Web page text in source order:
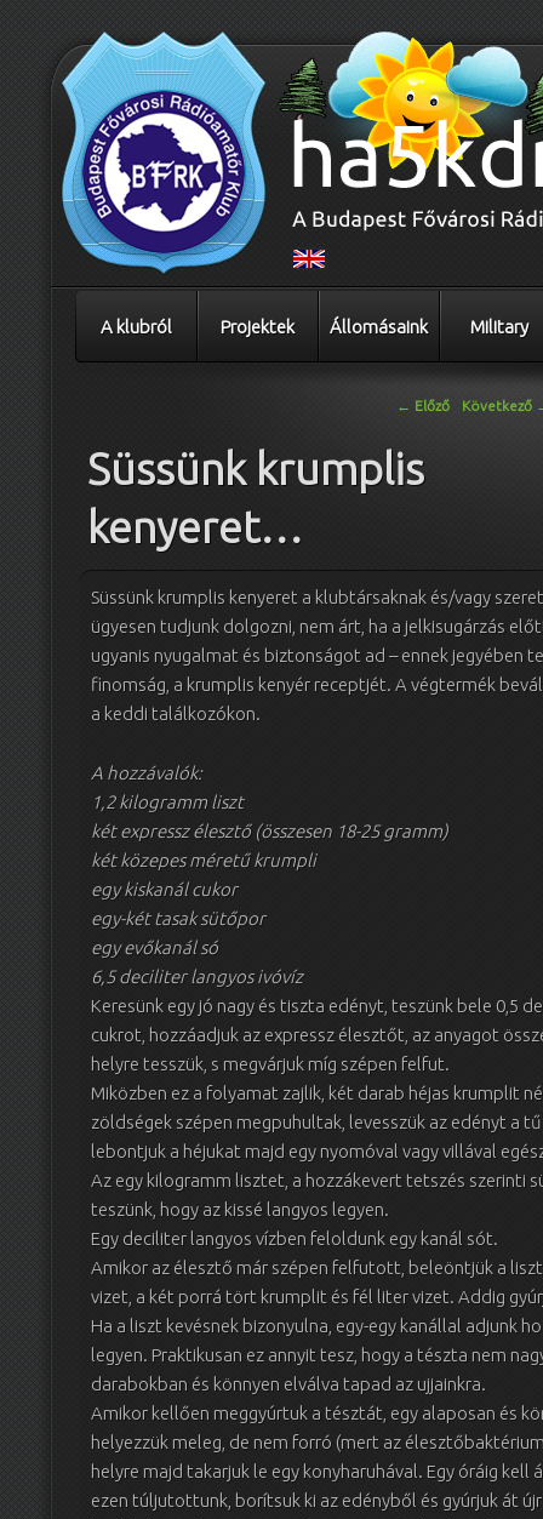
A klubról Projektek Állomásaink Military
← Előző Következő
Süssünk krumplis
kenyeret…
Süssünk krumplis kenyeret a klubtársaknak és/vagy
ügyesen tudjunk dolgozni, nem árt, ha a jelkisugárzás
ugyanis nyugalmat és biztonságot ad – ennek jegyében
finomság, a krumplis kenyér receptjét. A végtermék
a keddi találkozókon.
A hozzávalók:
1,2 kilogramm liszt
két expressz élesztő (összesen 18-25 gramm)
két közepes méretű krumpli
egy kiskanál cukor
egy-két tasak sütőpor
egy evőkanál só
6,5 deciliter langyos ivóvíz
Keresünk egy jó nagy és tiszta edényt, teszünk bele 0,5
cukrot, hozzáadjuk az expressz élesztőt, az anyagot
helyre tesszük, s megvárjuk míg szépen felfut.
Miközben ez a folyamat zajlik, két darab héjas krumplit
zöldségek szépen megpuhultak, levesszük az edényt a
lebontjuk a héjukat majd egy nyomóval vagy villával
Az egy kilogramm lisztet, a hozzákevert tetszés szerinti
teszünk, hogy az kissé langyos legyen.
Egy deciliter langyos vízben feloldunk egy kanál sót.
Amikor az élesztő már szépen felfutott, beleöntjük a
vizet, a két porrá tört krumplit és fél liter vizet. Addig
Ha a liszt kevésnek bizonyulna, egy-egy kanállal adjunk
legyen. Praktikusan ez annyit tesz, hogy a tészta nem
darabokban és könnyen elválva tapad az ujjainkra.
Amikor kellően meggyúrtuk a tésztát, egy alaposan és
helyezzük meleg, de nem forró (mert az
helyre majd takarjuk le egy konyharuhával. Egy óráig
ezen túljutottunk, borítsuk ki az edényből és gyúrjuk át